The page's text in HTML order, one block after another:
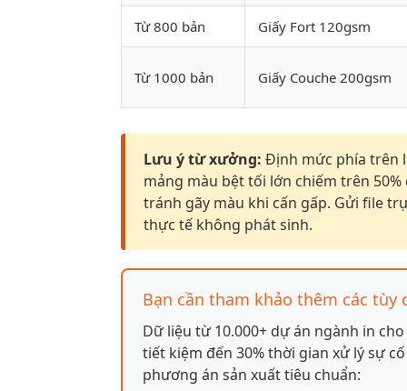
Từ 800 bản Giấy Fort 120gsm
Từ 1000 bản Giấy Couche 200gsm
Lưu ý từ xưởng: Định mức phía trên
mảng màu bệt tối lớn chiếm trên
tránh gãy màu khi cấn gấp. Gửi file
thực tế không phát sinh.
Bạn cần tham khảo thêm các
Dữ liệu từ 10.000+ dự án ngành in
tiết kiệm đến 30% thời gian xử lý sự
phương án sản xuất tiêu chuẩn: